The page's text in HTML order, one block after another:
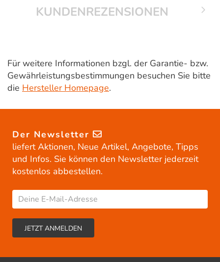
KUNDENREZENSIONEN
Für weitere Informationen bzgl. der Garantie- bzw.
Gewährleistungsbestimmungen besuchen Sie bitte
die Hersteller Homepage.
Der Newsletter
liefert Aktionen, Neue Artikel, Angebote, Tipps
und Infos. Sie können den Newsletter jederzeit
kostenlos abbestellen.